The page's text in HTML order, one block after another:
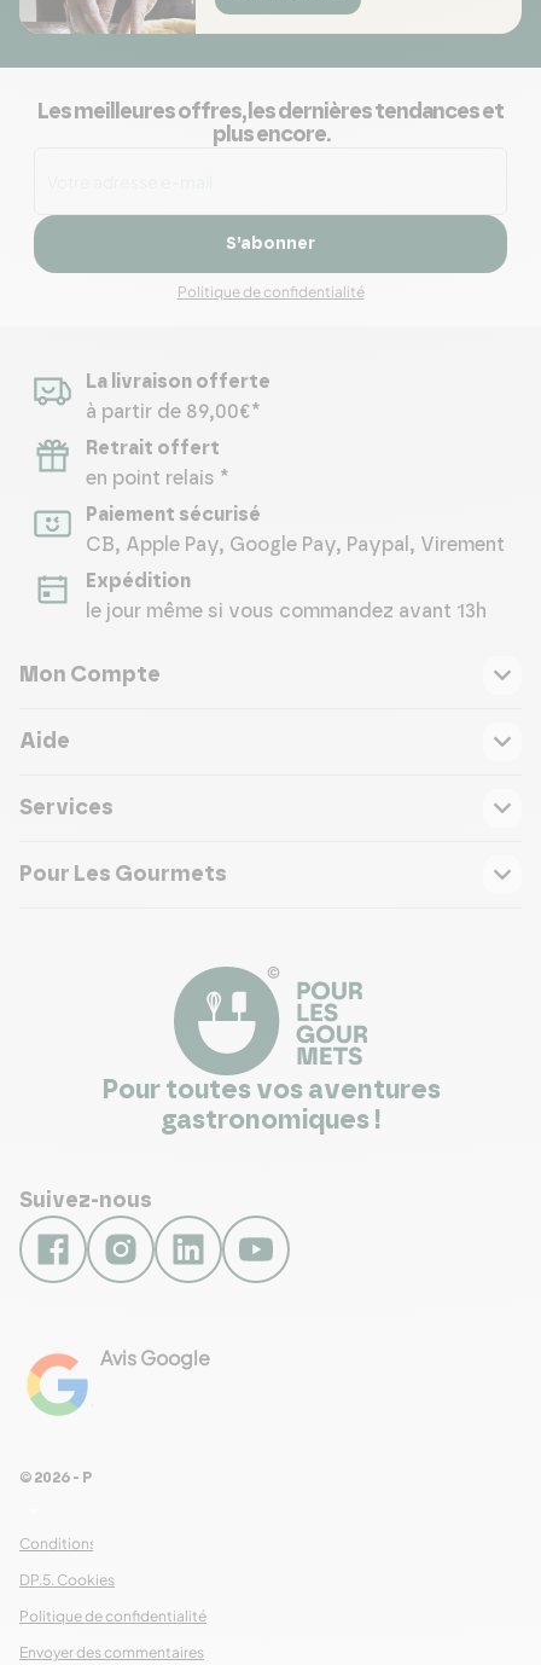
Les meilleures offres, les dernières tendances et
plus encore.
S’abonner
Politique de confidentialité
La livraison offerte
à partir de 89,00€*
Retrait offert
en point relais *
Paiement sécurisé
CB, Apple Pay, Google Pay, Paypal, Virement
Expédition
le jour même si vous commandez avant 13h
Mon Compte
Aide
Services
Pour Les Gourmets
Pour toutes vos aventures
gastronomiques !
Suivez-nous
Avis Google
Conditions Générales de Ventes
DP.5. Cookies
Politique de confidentialité
Envoyer des commentaires
© 2026 - Pour Les Gourmets